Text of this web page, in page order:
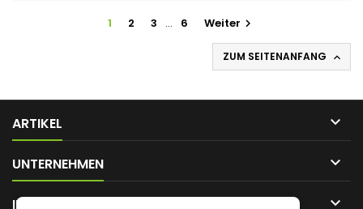
1 2 3 … 6 Weiter 
ZUM SEITENANFANG 
ARTIKEL 
UNTERNEHMEN 
IHR KONTO 